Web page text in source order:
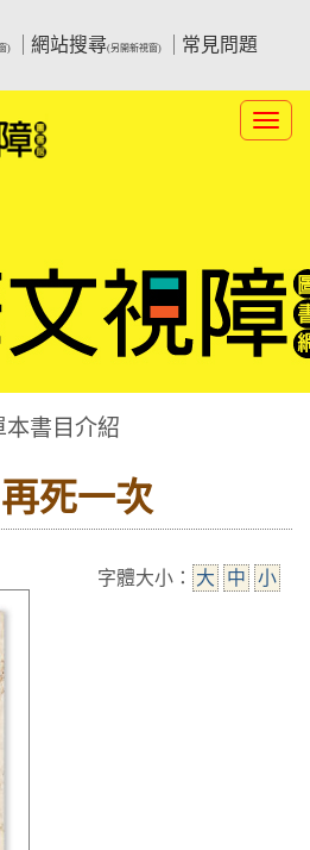
) 網站搜尋(另開新視窗)
常見問題
本書目介紹
死一次
字體大小： 大 中 小